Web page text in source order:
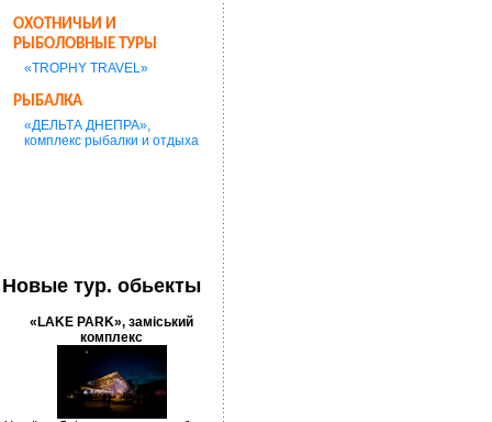
ОХОТНИЧЬИ И
РЫБОЛОВНЫЕ ТУРЫ
«TROPHY TRAVEL»
РЫБАЛКА
«ДЕЛЬТА ДНЕПРА»,
комплекс рыбалки и отдыха
Новые тур. обьекты
«LAKE PARK», заміський
комплекс